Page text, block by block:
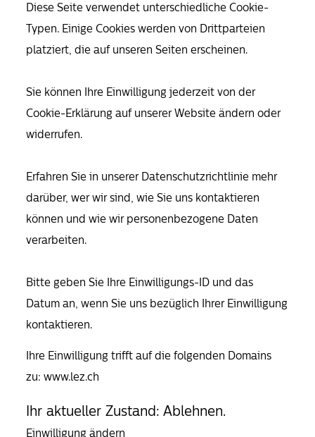
Diese Seite verwendet unterschiedliche Cookie-
Typen. Einige Cookies werden von Drittparteien
platziert, die auf unseren Seiten erscheinen.
Sie können Ihre Einwilligung jederzeit von der
Cookie-Erklärung auf unserer Website ändern oder
widerrufen.
Erfahren Sie in unserer Datenschutzrichtlinie mehr
darüber, wer wir sind, wie Sie uns kontaktieren
können und wie wir personenbezogene Daten
verarbeiten.
Bitte geben Sie Ihre Einwilligungs-ID und das
Datum an, wenn Sie uns bezüglich Ihrer Einwilligung
kontaktieren.
Ihre Einwilligung trifft auf die folgenden Domains
zu: www.lez.ch
Ihr aktueller Zustand: Ablehnen.
Einwilligung ändern